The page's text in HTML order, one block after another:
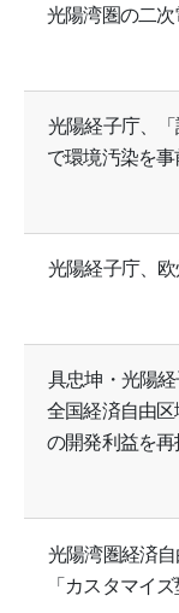
光陽湾圏の二
光陽経子庁、「
で環境汚染を
光陽経子庁、
具忠坤・光陽経
全国経済自由
の開発利益を
光陽湾圏経済
「カスタマイ